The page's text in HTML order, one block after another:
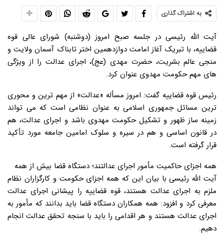
به اشتراک گذاری
آیت الله رئیسی در جلسه صبح امروز (دوشنبه) شورای عالی قوه
قضاییه، با تبریک آغاز امامت دوازدهمین اختر تابناک آسمان ولایت و
منجی عالم بشریت، حضرت مهدی (عج)، اجرای عدالت را از ویژگی
های مهم حکومت مهدوی عنوان کرد.
رئیس قوه قضاییه گفت: امروز مسأله «عدالت» از مهم ترین و محوری
ترین مسائل جمهوری اسلامی به عنوان نظامی است که می تواند
زمینه ساز ظهور و تشکیل حکومت مهدوی باشد و اجرای عدالت، هم
در قانون اساسی و هم در سیره و سلوک امامین جامعه مورد تأکید
قرار گرفته است.
همه اجزای حاکمیت مأمور اجرای عدالتند؛ دستگاه قضا بیش از همه
آیت الله رئیسی با بیان این که همه اجزای حکومت و کارگزاران نظام
ملزم به اجرای عدالت هستند، قوه قضاییه را پیشانی اجرای عدالت
معرفی کرد و افزود: همه همکاران دستگاه قضا باید بدانند که مأمور به
اجرای عدالت هستند و هر اقدامی را باید با سنجه تحقق عدالت انجام
دهیم.